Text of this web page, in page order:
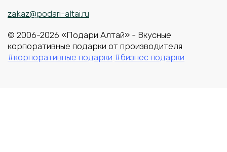
zakaz@podari-altai.ru
© 2006-2026 «Подари Алтай» - Вкусные
корпоративные подарки от производителя
#корпоративные подарки #бизнес подарки